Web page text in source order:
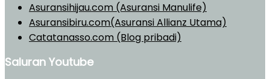
Asuransihijau.com (Asuransi Manulife)
Asuransibiru.com(Asuransi Allianz Utama)
Catatanasso.com (Blog pribadi)
Saluran Youtube